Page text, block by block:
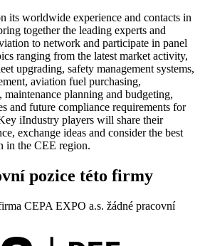
its worldwide experience and contacts in
together the leading experts and
to network and participate in panel
ranging from the latest market activity,
upgrading, safety management systems,
aviation fuel purchasing,
maintenance planning and budgeting,
and future compliance requirements for
iIndustry players will share their
exchange ideas and consider the best
in the CEE region.
pozice této firmy
CEPA EXPO a.s. žádné pracovní